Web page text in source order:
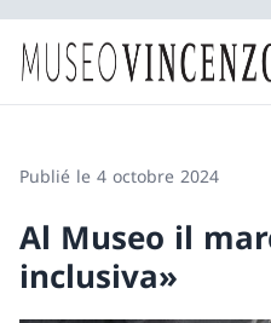
Publié le 4 octobre 2024
Al Museo il
inclusiva»